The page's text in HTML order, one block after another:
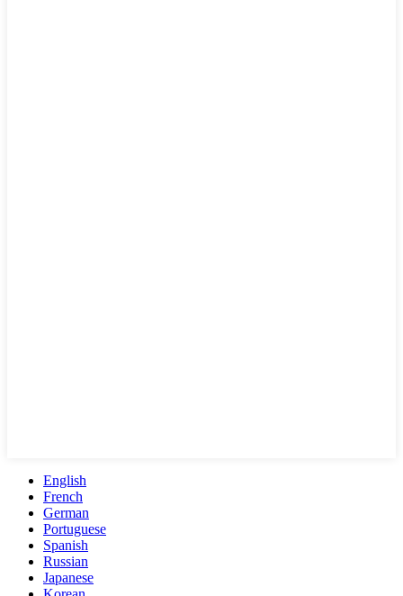
English
French
German
Portuguese
Spanish
Russian
Japanese